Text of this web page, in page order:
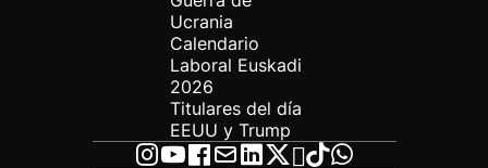
Ucrania
Calendario
Laboral Euskadi
2026
Titulares del día
EEUU y Trump